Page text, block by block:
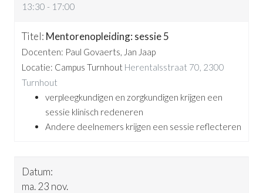
13:30 - 17:00
Mentorenopleiding: sessie 5
Docenten: Paul Govaerts, Jan Jaap
Locatie: Campus Turnhout Herentalsstraat 70, 2300
Turnhout
verpleegkundigen en zorgkundigen krijgen een
sessie klinisch redeneren
Andere deelnemers krijgen een sessie reflecteren
ma. 23 nov.